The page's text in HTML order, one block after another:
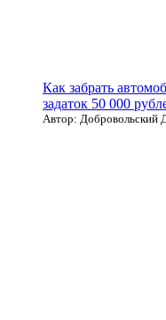
Как забрать
задаток 50 000
Автор: Добровольский